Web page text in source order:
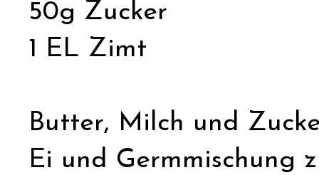
50g Zucker
1 EL Zimt
Butter, Milch und
Ei und Germmischung